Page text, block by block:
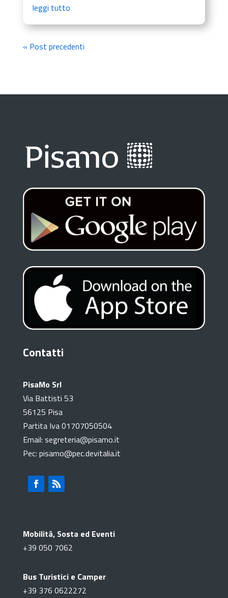
leggi tutto
« Post precedenti
Contatti
PisaMo Srl
Via Battisti 53
56125 Pisa
Partita Iva 01707050504
Email: segreteria@pisamo.it
Pec: pisamo@pec.devitalia.it
Mobilità, Sosta ed Eventi
+39 050 7062
Bus Turistici e Camper
+39 376 0622272